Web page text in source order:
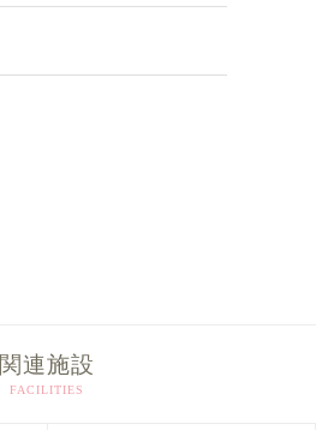
関連施設
FACILITIES